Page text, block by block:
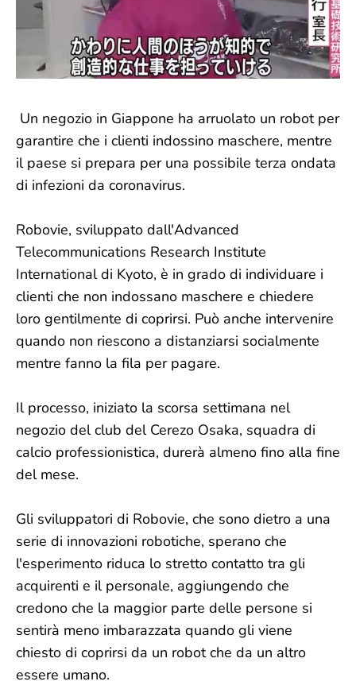
Un negozio in Giappone ha arruolato un robot per
garantire che i clienti indossino maschere, mentre
il paese si prepara per una possibile terza ondata
di infezioni da coronavirus.
Robovie, sviluppato dall'Advanced
Telecommunications Research Institute
International di Kyoto, è in grado di individuare i
clienti che non indossano maschere e chiedere
loro gentilmente di coprirsi. Può anche intervenire
quando non riescono a distanziarsi socialmente
mentre fanno la fila per pagare.
Il processo, iniziato la scorsa settimana nel
negozio del club del Cerezo Osaka, squadra di
calcio professionistica, durerà almeno fino alla fine
del mese.
Gli sviluppatori di Robovie, che sono dietro a una
serie di innovazioni robotiche, sperano che
l'esperimento riduca lo stretto contatto tra gli
acquirenti e il personale, aggiungendo che
credono che la maggior parte delle persone si
sentirà meno imbarazzata quando gli viene
chiesto di coprirsi da un robot che da un altro
essere umano.